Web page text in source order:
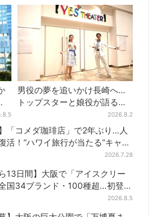
男役の夢を追いかけ長崎へ…
トップスターと娘役が語る
「ハウステンボス歌劇団」と
は？大阪で初公演開催
2026.8.2
「コメダ珈琲店」で2年ぶり…人
活！“ハワイ旅行が当たる”キャン
2026.7.28
13日間】大阪で「アイスクリー
国34ブランド・100種超…初登場
2026.8.5